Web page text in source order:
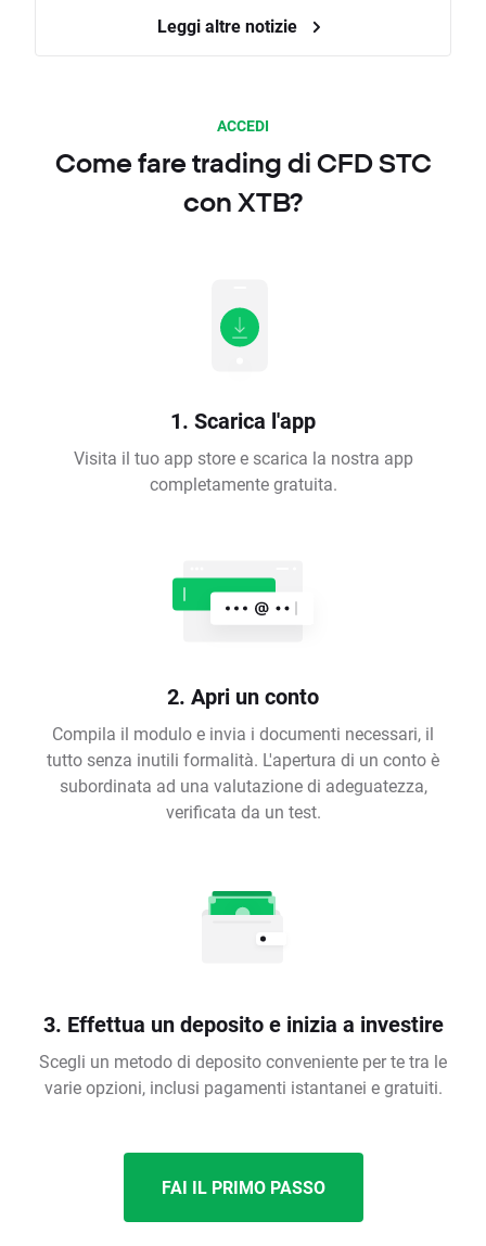
Leggi altre notizie
ACCEDI
Come fare trading di CFD STC
con XTB?
1. Scarica l'app
Visita il tuo app store e scarica la nostra app
completamente gratuita.
2. Apri un conto
Compila il modulo e invia i documenti necessari, il
tutto senza inutili formalità. L'apertura di un conto è
subordinata ad una valutazione di adeguatezza,
verificata da un test.
3. Effettua un deposito e inizia a investire
Scegli un metodo di deposito conveniente per te tra le
varie opzioni, inclusi pagamenti istantanei e gratuiti.
FAI IL PRIMO PASSO